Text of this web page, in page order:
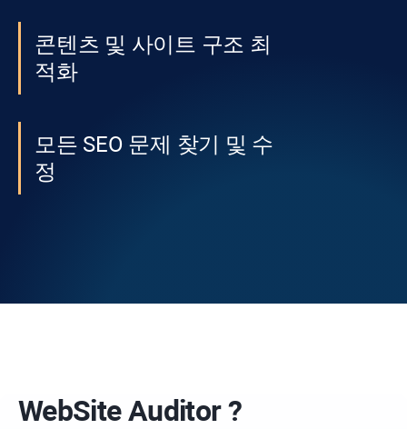
콘텐츠 및 사이트 구조 최
적화
모든 SEO 문제 찾기 및 수
정
WebSite Auditor?